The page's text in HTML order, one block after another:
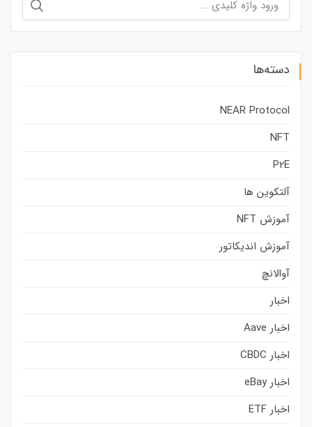
برای:
دسته‌ها
NEAR Protocol
NFT
P2E
آلتکوین ها
آموزش NFT
آموزش اندیکاتور
آوالانچ
اخبار
اخبار Aave
اخبار CBDC
اخبار eBay
اخبار ETF